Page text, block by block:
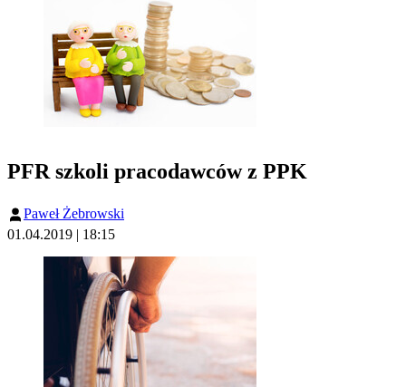
PFR szkoli pracodawców z PPK
Paweł Żebrowski
01.04.2019 | 18:15